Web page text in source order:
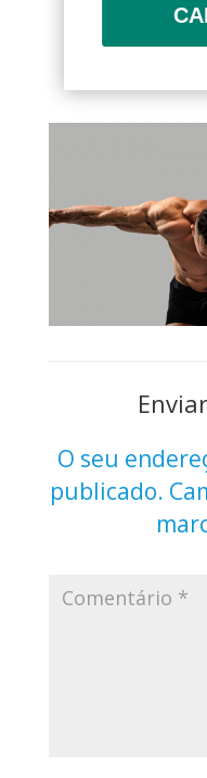
O seu
publicado.